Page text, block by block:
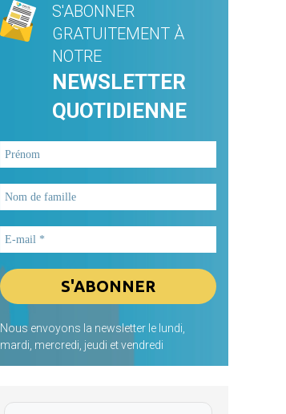
S'ABONNER
GRATUITEMENT À
NOTRE
NEWSLETTER
QUOTIDIENNE
Nous envoyons la newsletter le lundi,
mardi, mercredi, jeudi et vendredi